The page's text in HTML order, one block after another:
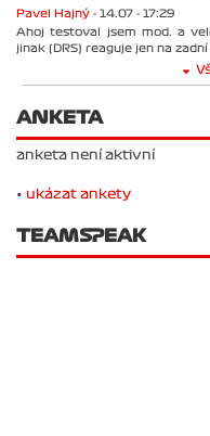
Pavel Hajný - 14.07 - 17:29
Ahoj testoval jsem mod. a
jinak (DRS) reaguje jen na
ANKETA
anketa není aktivní
• ukázat ankety
TEAMSPEAK